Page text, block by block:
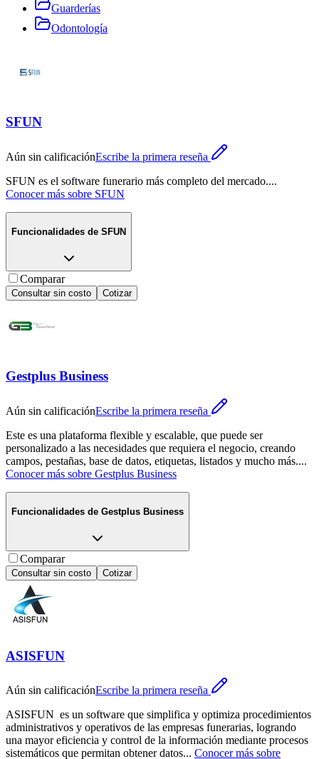
Guarderías
Odontología
SFUN
Aún sin calificaciónEscribe la primera reseña
SFUN es el software funerario más completo del mercado....
Conocer más sobre SFUN
Funcionalidades de SFUN
Comparar
Consultar sin costo Cotizar
Gestplus Business
Aún sin calificaciónEscribe la primera reseña
Este es una plataforma flexible y escalable, que puede ser
personalizado a las necesidades que requiera el negocio, creando
campos, pestañas, base de datos, etiquetas, listados y mucho más....
Conocer más sobre Gestplus Business
Funcionalidades de Gestplus Business
Comparar
Consultar sin costo Cotizar
ASISFUN
Aún sin calificaciónEscribe la primera reseña
ASISFUN es un software que simplifica y optimiza procedimientos
administrativos y operativos de las empresas funerarias, logrando
una mayor eficiencia y control de la información mediante procesos
sistemáticos que permitan obtener datos... Conocer más sobre